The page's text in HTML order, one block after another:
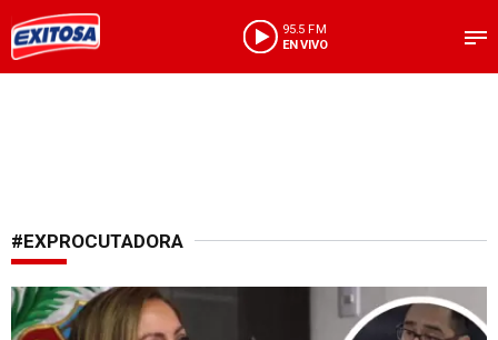
95.5 FM
EN VIVO
#EXPROCUTADORA
Cuestiona exprocuradora